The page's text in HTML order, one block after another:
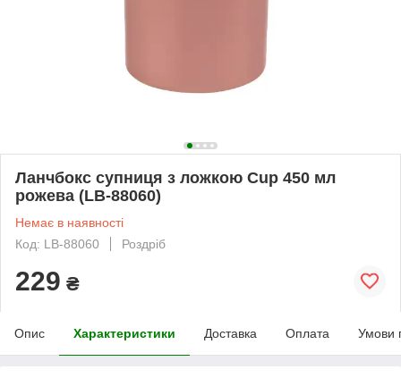
Ланчбокс супниця з ложкою Cup 450 мл
рожева (LB-88060)
Немає в наявності
Код: LB-88060
Роздріб
229 ₴
Опис Характеристики Доставка Оплата Умови